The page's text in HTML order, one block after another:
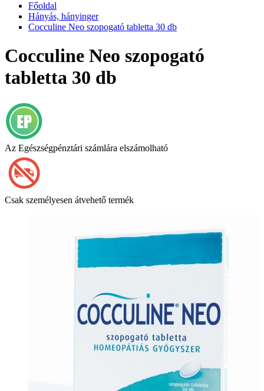
Főoldal
Hányás, hányinger
Cocculine Neo szopogató tabletta 30 db
Cocculine Neo szopogató
tabletta 30 db
Az Egészségpénztári számlára elszámolható
Csak személyesen átvehető termék